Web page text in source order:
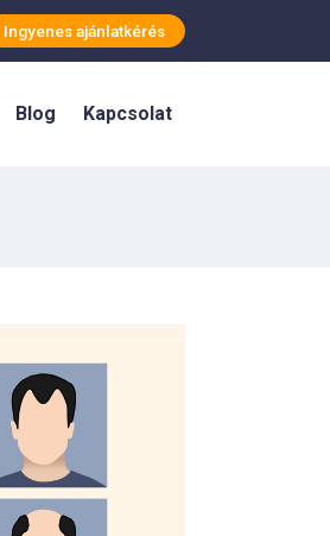
Ingyenes ajánlatkérés
Blog Kapcsolat